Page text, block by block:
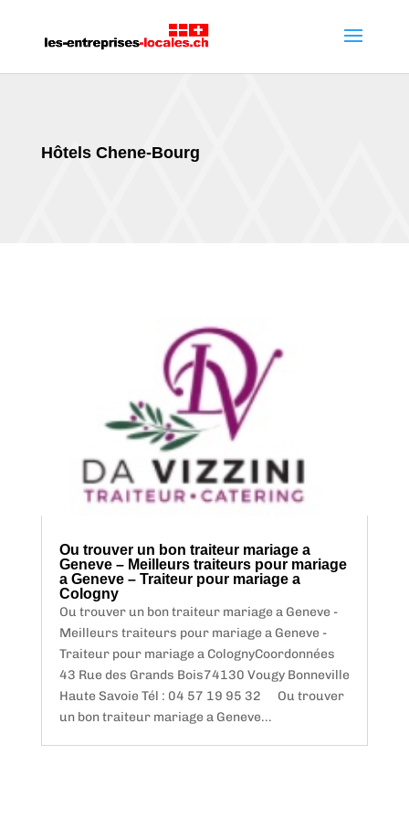
Hôtels Chene-Bourg
Ou trouver un bon traiteur mariage a
Geneve – Meilleurs traiteurs pour mariage
a Geneve – Traiteur pour mariage a
Cologny
Ou trouver un bon traiteur mariage a Geneve -
Meilleurs traiteurs pour mariage a Geneve -
Traiteur pour mariage a ColognyCoordonnées
43 Rue des Grands Bois74130 Vougy Bonneville
Haute Savoie Tél : 04 57 19 95 32 Ou trouver
un bon traiteur mariage a Geneve...